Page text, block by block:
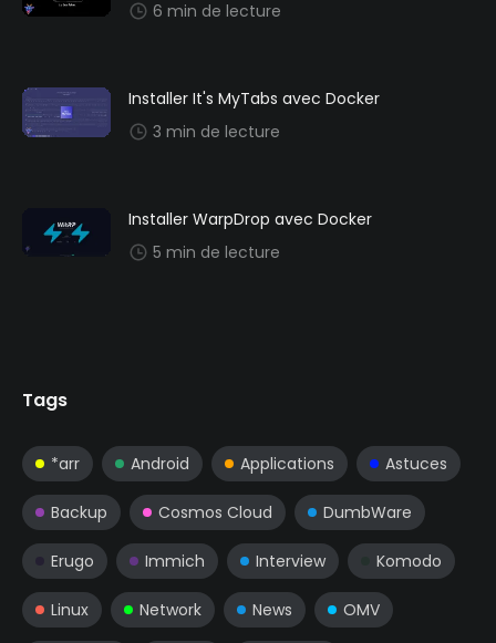
6 min de lecture
Installer It's MyTabs avec Docker
3 min de lecture
Installer WarpDrop avec Docker
5 min de lecture
Tags
*arr Android Applications Astuces
Backup Cosmos Cloud DumbWare
Erugo Immich Interview Komodo
Linux Network News OMV